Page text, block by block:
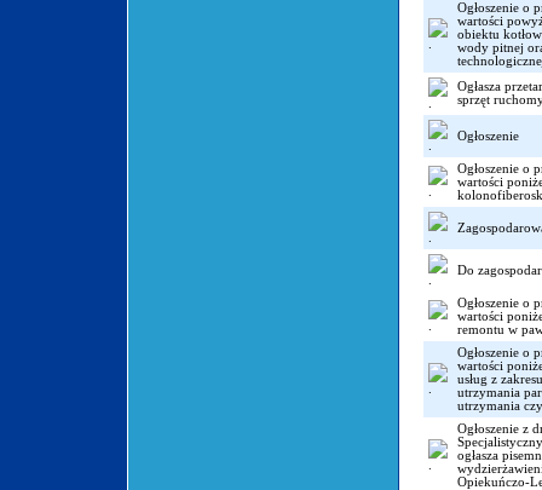
Ogłoszenie o
wartości
obiektu
wody pitnej
Ogłasza
sprzęt
Ogłoszenie
Ogłoszenie o
wartości
Do
Ogłoszenie o
wartości
remontu w
Ogłoszenie o
wartości
usług z
utrzymania
utrzymania
Ogłoszenie z
ogłasza
Opiekuńczo-